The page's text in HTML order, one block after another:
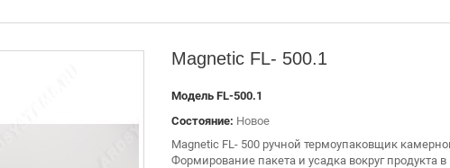
Magnetic FL- 500.1
Модель FL-500.1
Состояние: Новое
Magnetic FL- 500 ручной термоупаковщик
Формирование пакета и усадка вокруг продукта в